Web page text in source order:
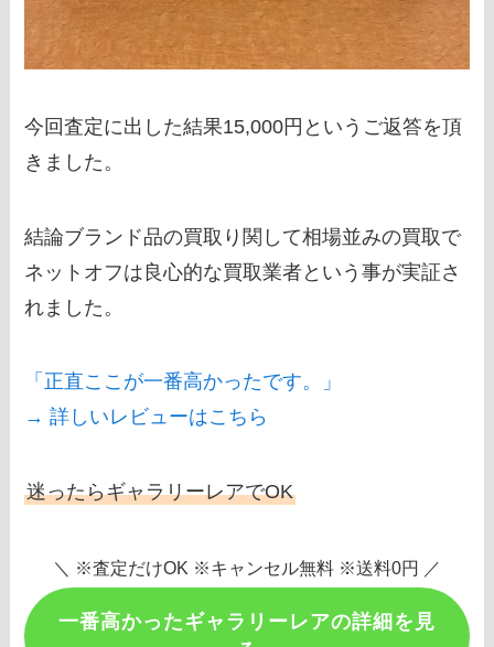
今回査定に出した結果15,000円というご返答を頂
きました。
結論ブランド品の買取り関して相場並みの買取で
ネットオフは良心的な買取業者という事が実証さ
れました。
「正直ここが一番高かったです。」
→ 詳しいレビューはこちら
迷ったらギャラリーレアでOK
＼ ※査定だけOK ※キャンセル無料 ※送料0円 ／
一番高かったギャラリーレアの詳細を見